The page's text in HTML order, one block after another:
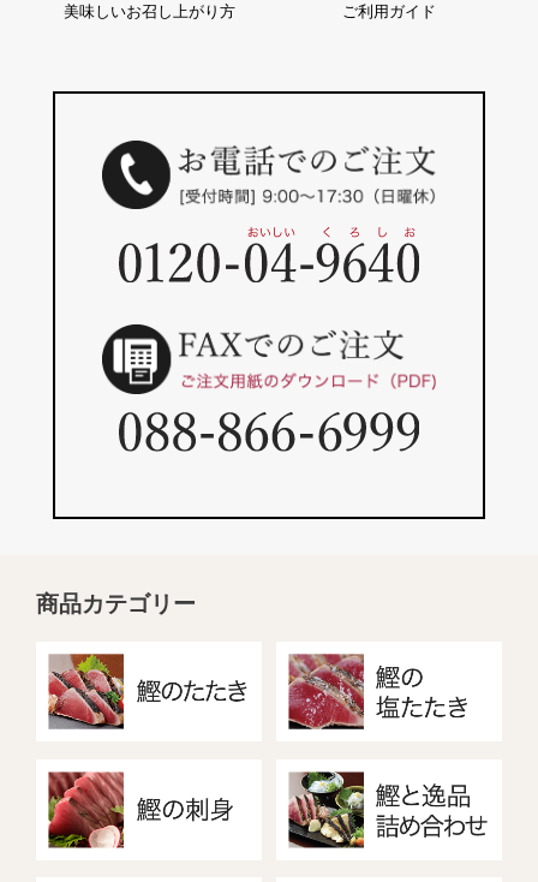
美味しいお召し上がり方 ご利用ガイド
商品カテゴリー